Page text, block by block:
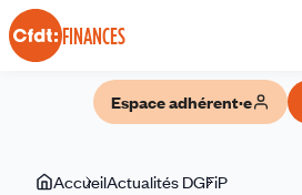
Panneau de gestion des cookies
FINANCES
Espace adhérent·e
VousAccueilActualités DGFiP